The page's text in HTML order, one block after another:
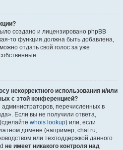
создано и лицензировано phpBB
то функция должна быть добавлена,
можно отдать свой голос за уже
некорректного использования и/или
с этой конференцией?
перечисленных в
Если вы не получили ответа,
whois lookup) или, если
домене (например, chat.ru,
или техподдержкой данного
не имеет никакого контроля над